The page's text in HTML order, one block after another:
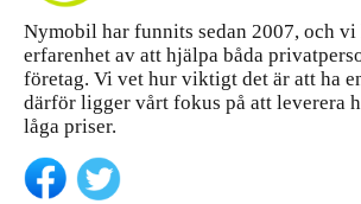
Nymobil har funnits sedan 2007, och vi
erfarenhet av att hjälpa båda
företag. Vi vet hur viktigt det är att ha
därför ligger vårt fokus på att leverera
låga priser.